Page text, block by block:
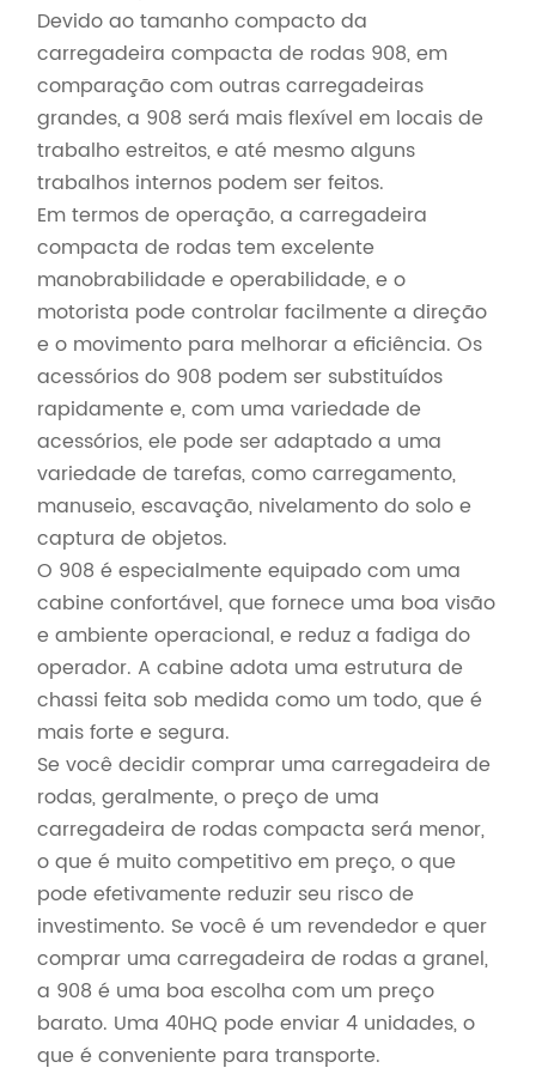
Devido ao tamanho compacto da
carregadeira compacta de rodas 908, em
comparação com outras carregadeiras
grandes, a 908 será mais flexível em locais de
trabalho estreitos, e até mesmo alguns
trabalhos internos podem ser feitos.
Em termos de operação, a carregadeira
compacta de rodas tem excelente
manobrabilidade e operabilidade, e o
motorista pode controlar facilmente a direção
e o movimento para melhorar a eficiência. Os
acessórios do 908 podem ser substituídos
rapidamente e, com uma variedade de
acessórios, ele pode ser adaptado a uma
variedade de tarefas, como carregamento,
manuseio, escavação, nivelamento do solo e
captura de objetos.
O 908 é especialmente equipado com uma
cabine confortável, que fornece uma boa visão
e ambiente operacional, e reduz a fadiga do
operador. A cabine adota uma estrutura de
chassi feita sob medida como um todo, que é
mais forte e segura.
Se você decidir comprar uma carregadeira de
rodas, geralmente, o preço de uma
carregadeira de rodas compacta será menor,
o que é muito competitivo em preço, o que
pode efetivamente reduzir seu risco de
investimento. Se você é um revendedor e quer
comprar uma carregadeira de rodas a granel,
a 908 é uma boa escolha com um preço
barato. Uma 40HQ pode enviar 4 unidades, o
que é conveniente para transporte.